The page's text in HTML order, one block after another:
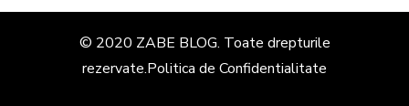
© 2020 ZABE BLOG. Toate drepturile
rezervate.Politica de Confidentialitate